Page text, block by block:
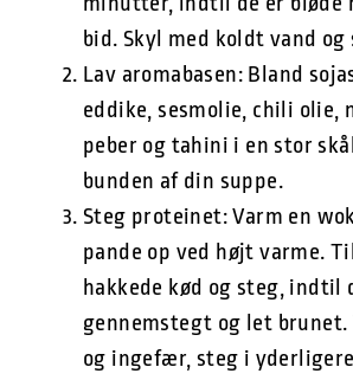
bid. Skyl med koldt vand
Lav aromabasen: Bland
eddike, sesmolie, chili olie,
peber og tahini i en stor
bunden af din suppe.
Steg proteinet: Varm en
pande op ved højt varme.
hakkede kød og steg, indtil
gennemstegt og let
og ingefær, steg i